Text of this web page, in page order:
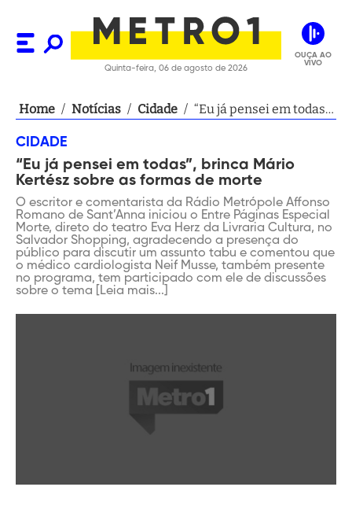
Quinta-feira, 06 de agosto de 2026
OUÇA AO
VIVO
Home / Notícias / Cidade / “Eu já pensei em todas”,
morte
CIDADE
“Eu já pensei em todas”, brinca Mário
Kertész sobre as formas de morte
O escritor e comentarista da Rádio Metrópole Affonso
Romano de Sant’Anna iniciou o Entre Páginas Especial
Morte, direto do teatro Eva Herz da Livraria Cultura, no
Salvador Shopping, agradecendo a presença do
público para discutir um assunto tabu e comentou que
o médico cardiologista Neif Musse, também presente
no programa, tem participado com ele de discussões
sobre o tema [Leia mais...]